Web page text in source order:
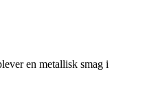
en metallisk smag i